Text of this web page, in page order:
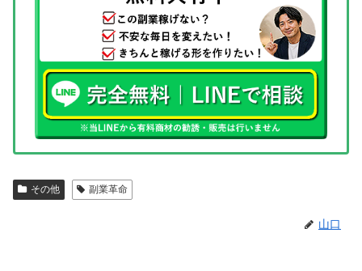
その他 副業革命
山口